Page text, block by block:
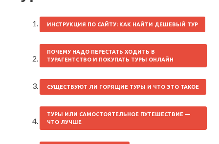
ИНСТРУКЦИЯ ПО САЙТУ: КАК НАЙТИ ДЕШЕВЫЙ ТУР
ПОЧЕМУ НАДО ПЕРЕСТАТЬ ХОДИТЬ В
ТУРАГЕНТСТВО И ПОКУПАТЬ ТУРЫ ОНЛАЙН
СУЩЕСТВУЮТ ЛИ ГОРЯЩИЕ ТУРЫ И ЧТО ЭТО ТАКОЕ
ТУРЫ ИЛИ САМОСТОЯТЕЛЬНОЕ ПУТЕШЕСТВИЕ —
ЧТО ЛУЧШЕ